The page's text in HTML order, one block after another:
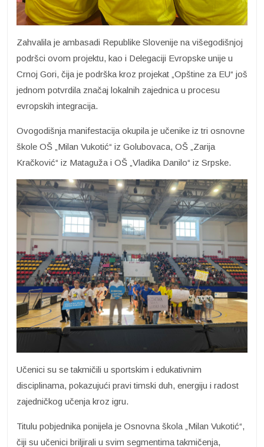
Zahvalila je ambasadi Republike Slovenije na višegodišnjoj
podršci ovom projektu, kao i Delegaciji Evropske unije u
Crnoj Gori, čija je podrška kroz projekat „Opštine za EU“ još
jednom potvrdila značaj lokalnih zajednica u procesu
evropskih integracija.
Ovogodišnja manifestacija okupila je učenike iz tri osnovne
škole OŠ „Milan Vukotić“ iz Golubovaca, OŠ „Zarija
Kračković“ iz Mataguža i OŠ „Vladika Danilo“ iz Srpske.
Učenici su se takmičili u sportskim i edukativnim
disciplinama, pokazujući pravi timski duh, energiju i radost
zajedničkog učenja kroz igru.
Titulu pobjednika ponijela je Osnovna škola „Milan Vukotić“,
čiji su učenici briljirali u svim segmentima takmičenja,